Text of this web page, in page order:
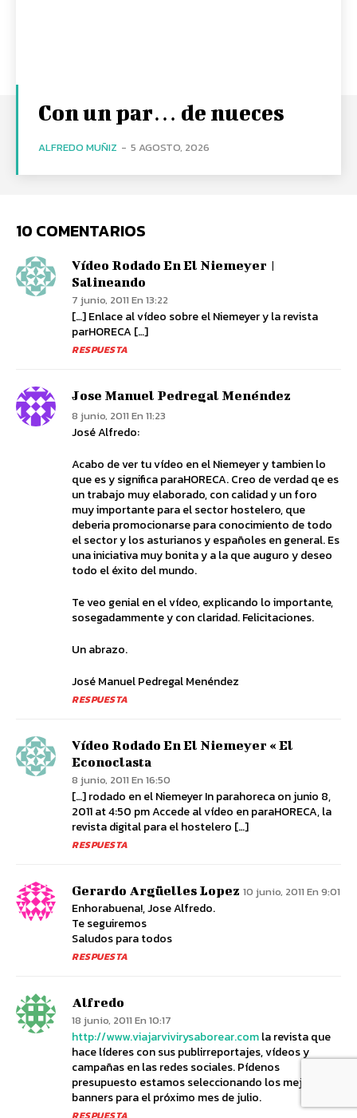
Con un par… de nueces
ALFREDO MUÑIZ - 5 AGOSTO, 2026
10 COMENTARIOS
Vídeo Rodado En El Niemeyer |
Salineando
7 junio, 2011 En 13:22
[…] Enlace al vídeo sobre el Niemeyer y la revista
parHORECA […]
RESPUESTA
Jose Manuel Pedregal Menéndez
8 junio, 2011 En 11:23
José Alfredo:
Acabo de ver tu vídeo en el Niemeyer y tambien lo
que es y significa paraHORECA. Creo de verdad qe es
un trabajo muy elaborado, con calidad y un foro
muy importante para el sector hostelero, que
deberia promocionarse para conocimiento de todo
el sector y los asturianos y españoles en general. Es
una iniciativa muy bonita y a la que auguro y deseo
todo el éxito del mundo.
Te veo genial en el vídeo, explicando lo importante,
sosegadammente y con claridad. Felicitaciones.
Un abrazo.
José Manuel Pedregal Menéndez
RESPUESTA
Vídeo Rodado En El Niemeyer « El
Econoclasta
8 junio, 2011 En 16:50
[…] rodado en el Niemeyer In parahoreca on junio 8,
2011 at 4:50 pm Accede al vídeo en paraHORECA, la
revista digital para el hostelero […]
RESPUESTA
Gerardo Argüelles Lopez 10 junio, 2011 En 9:01
Enhorabuena!, Jose Alfredo.
Te seguiremos
Saludos para todos
RESPUESTA
Alfredo
18 junio, 2011 En 10:17
http://www.viajarvivirysaborear.comla revista que
hace líderes con sus publirreportajes, vídeos y
campañas en las redes sociales. Pídenos
presupuesto estamos seleccionando los mejores
banners para el próximo mes de julio.